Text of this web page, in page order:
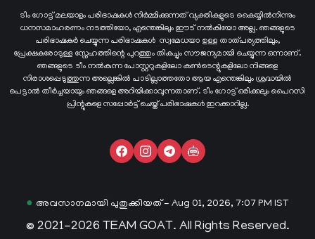
ടീം ഗോട്ട് മലയാളം പരിഭാഷകൾ നിർമ്മിക്കുന്നത് വ്യക്തികളുടെ കൈയ്യില്‍നിന്നും
ധനസമാഹരണം നടത്തിയോ, എന്തെങ്കിലും ഈട് നൽകിയോ അല്ല. ഞങ്ങളുടെ
പരിഭാഷകർ ചെയ്യുന്ന പരിഭാഷകള്‍ സ്വമേധയാ ഉള്ള താത്പര്യത്തിലും,
പ്രേക്ഷകരോടുള്ള സ്നേഹത്തിന്റെ പുറത്തും തികച്ചും സൗജന്യമായി ചെയ്യുന്ന ഒന്നാണ്.
ഞങ്ങളുടെ ടീം നൽകുന്ന പോസ്റ്ററുകളിലോ കൺടെന്റുകളിലോ നിങ്ങളെ
നിരാശപ്പെടുത്തുന്ന അല്ലെങ്കിൽ പാടില്ലാത്തതോ ആയ എന്തെങ്കിലും ശ്രദ്ധയിൽ
പെട്ടാൽ തീർച്ചയായും ഞങ്ങളെ അറിയിക്കാവുന്നതാണ്. ടീം ഗോട്ട് ഒരിക്കലും പൈറസി
പ്രിന്റുകളെ സപ്പോർട്ട് ചെയ്ത് പരിഭാഷകൾ ഇറക്കാറില്ല.
● അവസാനമായി പുതുക്കിയത് - Aug 01, 2026, 7:07 PM IST
© 2021-2026 TEAM GOAT. All Rights Reserved.